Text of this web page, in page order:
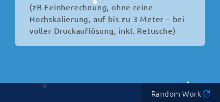
(zB Feinberechnung, ohne reine
Hochskalierung, auf bis zu 3 Meter – bei
voller Druckauflösung, inkl. Retusche)
Random Work